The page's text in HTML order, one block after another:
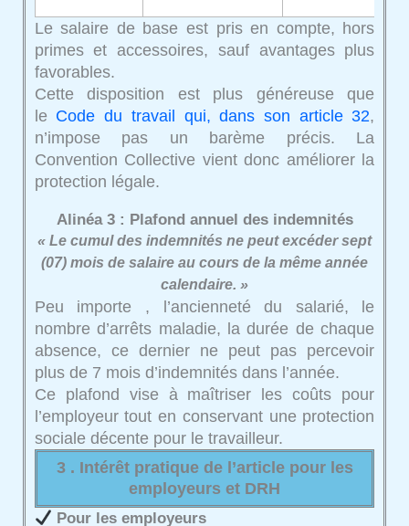
Le salaire de base est pris en compte, hors
primes et accessoires, sauf avantages plus
favorables.
Cette disposition est plus généreuse que
le Code du travail qui, dans son article 32,
n’impose pas un barème précis. La
Convention Collective vient donc améliorer la
protection légale.
Alinéa 3 : Plafond annuel des indemnités
« Le cumul des indemnités ne peut excéder sept
(07) mois de salaire au cours de la même année
calendaire. »
Peu importe , l’ancienneté du salarié, le
nombre d’arrêts maladie, la durée de chaque
absence, ce dernier ne peut pas percevoir
plus de 7 mois d’indemnités dans l’année.
Ce plafond vise à maîtriser les coûts pour
l’employeur tout en conservant une protection
sociale décente pour le travailleur.
3 . Intérêt pratique de l’article pour les
employeurs et DRH
Pour les employeurs